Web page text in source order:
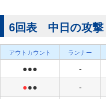
6回表 中日の攻撃
アウトカウント ランナー
●●● -
●●● -